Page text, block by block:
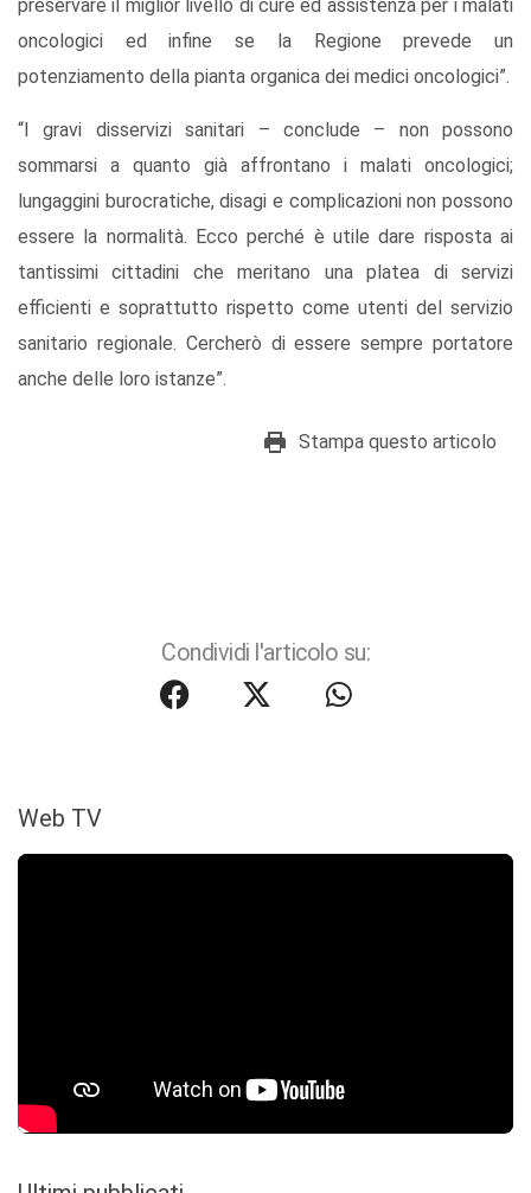
preservare il miglior livello di cure ed assistenza per i malati
oncologici ed infine se la Regione prevede un
potenziamento della pianta organica dei medici oncologici”.
“I gravi disservizi sanitari – conclude – non possono
sommarsi a quanto già affrontano i malati oncologici;
lungaggini burocratiche, disagi e complicazioni non possono
essere la normalità. Ecco perché è utile dare risposta ai
tantissimi cittadini che meritano una platea di servizi
efficienti e soprattutto rispetto come utenti del servizio
sanitario regionale. Cercherò di essere sempre portatore
anche delle loro istanze”.
Stampa questo articolo
Condividi l'articolo su:
Web TV